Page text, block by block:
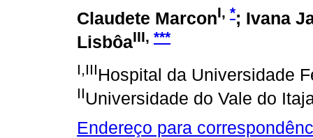
Claudete MarconI, *; Ivana
LisbôaIII, ***
I,IIIHospital da Universidade
IIUniversidade do Vale do
Endereço para